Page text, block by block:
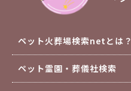
ペット火葬場検索netとは？
ペット霊園・葬儀社検索